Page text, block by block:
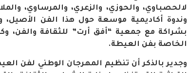
لالحصباوي، والحوزي، والزعري، والمرساوي،
وندوة أكاديمية موسعة حول هذا الفن
بشراكة مع جمعية “أفق أرت” للثقافة والفن،
الخاصة بفن العيطة.
وجدير بالذكر أن تنظيم المهرجان الوطني لفن